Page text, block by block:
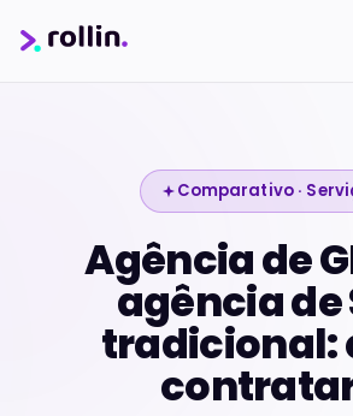
Comparativo ·
Agência de
agência de
tradicional:
Nikko
Online · Suporte | Rollin
Responde em ~2s · Atendimento 24/7